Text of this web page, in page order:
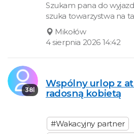
Szukam pana do
szuka towarzystwa na
Mikołów
4 sierpnia 2026 14:42
38l
Wspólny urlop z
radosną kobietą
#Wakacyjny partner